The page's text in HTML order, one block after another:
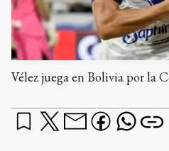
Vélez juega en Bolivia por la